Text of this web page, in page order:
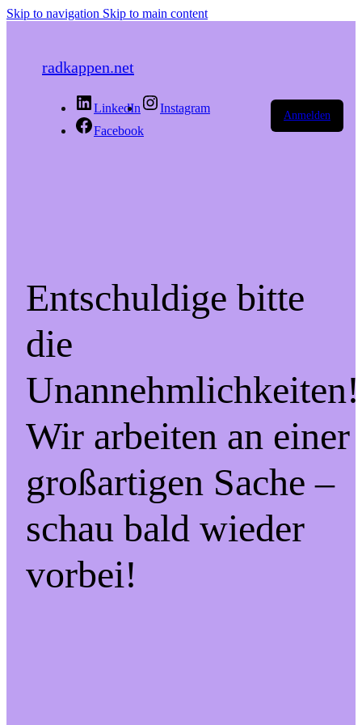
Skip to navigation Skip to main content
radkappen.net
LinkedIn
Instagram
Facebook
Anmelden
Entschuldige bitte
die
Unannehmlichkeiten!
Wir arbeiten an einer
großartigen Sache –
schau bald wieder
vorbei!